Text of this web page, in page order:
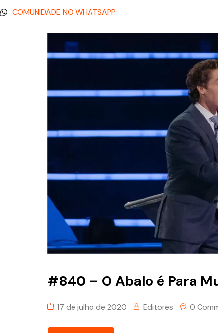
COMUNIDADE NO WHATSAPP
#840 – O Abalo é Para
17 de julho de 2020 Editores 0